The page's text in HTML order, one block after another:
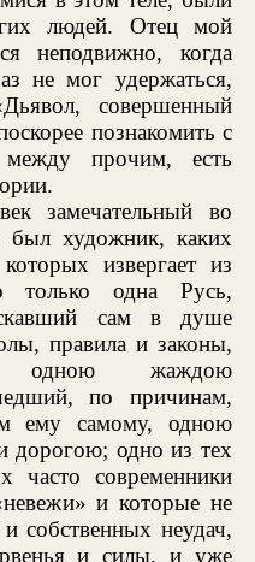
людей. Отец мой
неподвижно, когда
не мог удержаться,
совершенный
познакомить с
прочим, есть
замечательный во
художник, каких
извергает из
только одна Русь,
сам в душе
правила и законы,
одною жаждою
по причинам,
ему самому, одною
дорогою; одно из тех
часто современники
и которые не
собственных неудач,
и силы, и уже